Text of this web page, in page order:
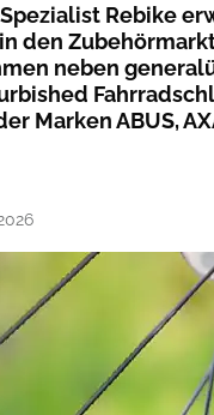
Rebike
den
neben
Marken ABUS,